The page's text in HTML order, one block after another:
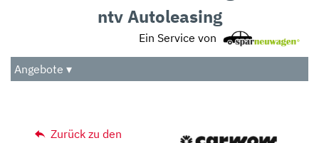
Audio
Das Beste
ntv Autoleasing
Ein Service von
Angebote ▾
Zurück zu den